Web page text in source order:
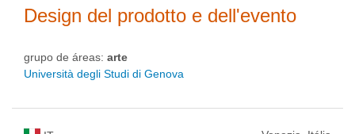
Design del prodotto e dell'evento
grupo de áreas: arte
Università degli Studi di Genova